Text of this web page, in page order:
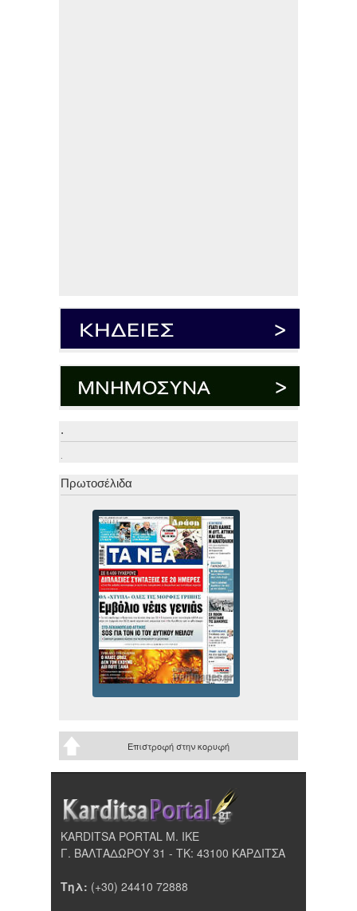
.
.
Πρωτοσέλιδα
Επιστροφή στην κορυφή
KARDITSA PORTAL Μ. ΙΚΕ
Γ. ΒΑΛΤΑΔΩΡΟΥ 31 - ΤΚ: 43100 ΚΑΡΔΙΤΣΑ
Τηλ: (+30) 24410 72888